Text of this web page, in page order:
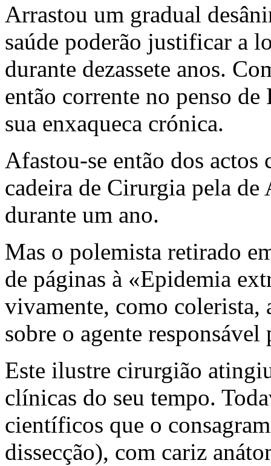
Arrastou um gradual
saúde poderão justificar a
durante dezassete anos.
então corrente no penso de
sua enxaqueca crónica.
Afastou-se então dos
cadeira de Cirurgia pela de
durante um ano.
Mas o polemista retirado
de páginas à «Epidemia
vivamente, como colerista,
sobre o agente responsável
Este ilustre cirurgião
clínicas do seu tempo.
científicos que o
dissecção), com cariz